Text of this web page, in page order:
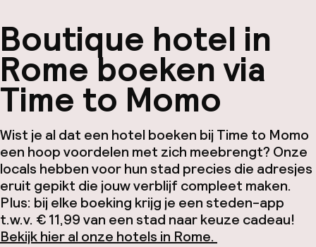
Boutique hotel in
Rome boeken via
Time to Momo
Wist je al dat een hotel boeken bij Time to Momo
een hoop voordelen met zich meebrengt? Onze
locals hebben voor hun stad precies die adresjes
eruit gepikt die jouw verblijf compleet maken.
Plus: bij elke boeking krijg je een steden-app
t.w.v. € 11,99 van een stad naar keuze cadeau!
Bekijk hier al onze hotels in Rome.